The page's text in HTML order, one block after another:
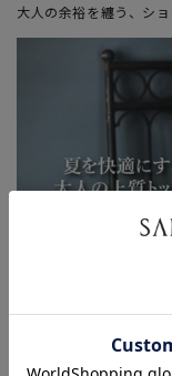
大人の余裕を纏う、シ
夏を快適にする、大人